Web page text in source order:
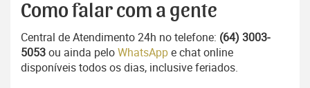
Como falar com a gente
Central de Atendimento 24h no telefone: (64) 3003-
5053ou ainda peloWhatsAppe chat online
disponíveis todos os dias, inclusive feriados.